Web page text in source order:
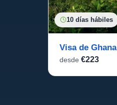
10 días hábiles
Visa de Ghana
desde €223